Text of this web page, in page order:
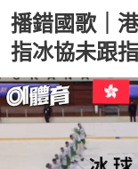
播錯國歌｜
指冰協未跟